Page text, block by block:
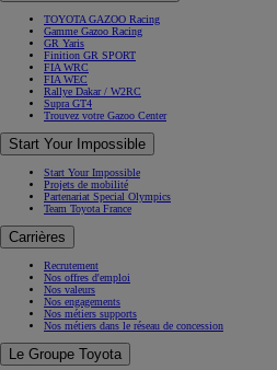
TOYOTA GAZOO Racing
Gamme Gazoo Racing
GR Yaris
Finition GR SPORT
FIA WRC
FIA WEC
Rallye Dakar / W2RC
Supra GT4
Trouvez votre Gazoo Center
Start Your Impossible
Start Your Impossible
Projets de mobilité
Partenariat Special Olympics
Team Toyota France
Carrières
Recrutement
Nos offres d'emploi
Nos valeurs
Nos engagements
Nos métiers supports
Nos métiers dans le réseau de concession
Le Groupe Toyota